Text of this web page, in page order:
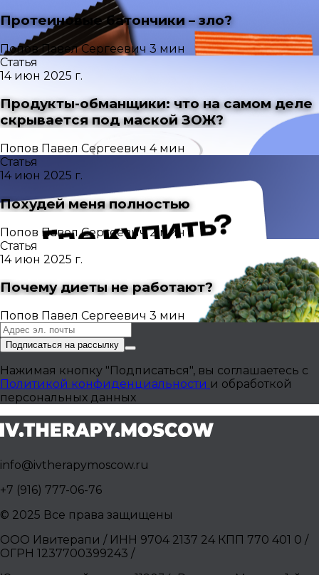
Протеиновые батончики – зло?
Попов Павел Сергеевич 3 мин
Статья
14 июн 2025 г.
Продукты-обманщики: что на самом деле
скрывается под маской ЗОЖ?
Попов Павел Сергеевич 4 мин
Статья
14 июн 2025 г.
Похудей меня полностью
Попов Павел Сергеевич 2 мин
Статья
14 июн 2025 г.
Почему диеты не работают?
Попов Павел Сергеевич 3 мин
Подписаться на рассылку
Нажимая кнопку "Подписаться", вы соглашаетесь с
Политикой конфиденциальности и обработкой
персональных данных
info@ivtherapymoscow.ru
+7 (916) 777-06-76
© 2025 Все права защищены
ООО Ивитерапи / ИНН 9704 2137 24 КПП 770 401 0 /
ОГРН 1237700399243 /